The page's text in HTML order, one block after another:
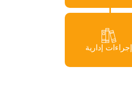
إجراءات إدارية